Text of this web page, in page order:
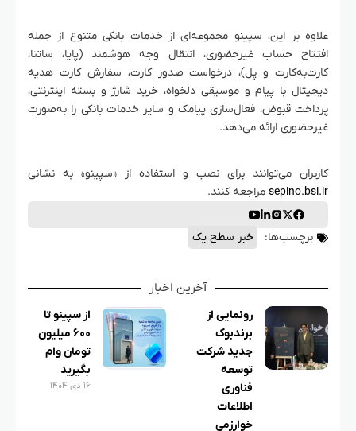
علاوه بر این، سپینو مجموعه‌ای از خدمات بانکی متنوع از جمله
افتتاح حساب غیرحضوری، انتقال وجه هوشمند (پایا، ساتنا،
کارت‌به‌کارت و پل)، درخواست صدور کارت، سفارش کارت هدیه
دیجیتال با پیام و موسیقی دلخواه، خرید شارژ و بسته اینترنتی،
پرداخت قبوض، فعال‌سازی پیامک و سایر خدمات بانکی را به‌صورت
غیرحضوری ارائه می‌دهد.
کاربران می‌توانند برای نصب و استفاده از «سپینو» به نشانی
sepino.bsi.ir​ مراجعه کنند.
برچسب‌ها: خبر سطح یک
آخرین اخبار
رونمایی از
برندبوک
جدید شرکت
توسعه
فناوری
اطلاعات
خوارزمی
از سپینو تا
۶۰۰ میلیون
تومان وام
بگیرید
۱۶ دی ۱۴۰۴